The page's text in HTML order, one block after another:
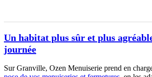
Un habitat plus sûr et plus
journée
Sur Granville, Ozen Menuiserie prend en